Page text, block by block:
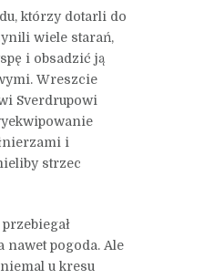
którzy dotarli do
wiele starań,
i obsadzić ją
Wreszcie
Sverdrupowi
i
strzec
nawet pogoda. Ale
u kresu